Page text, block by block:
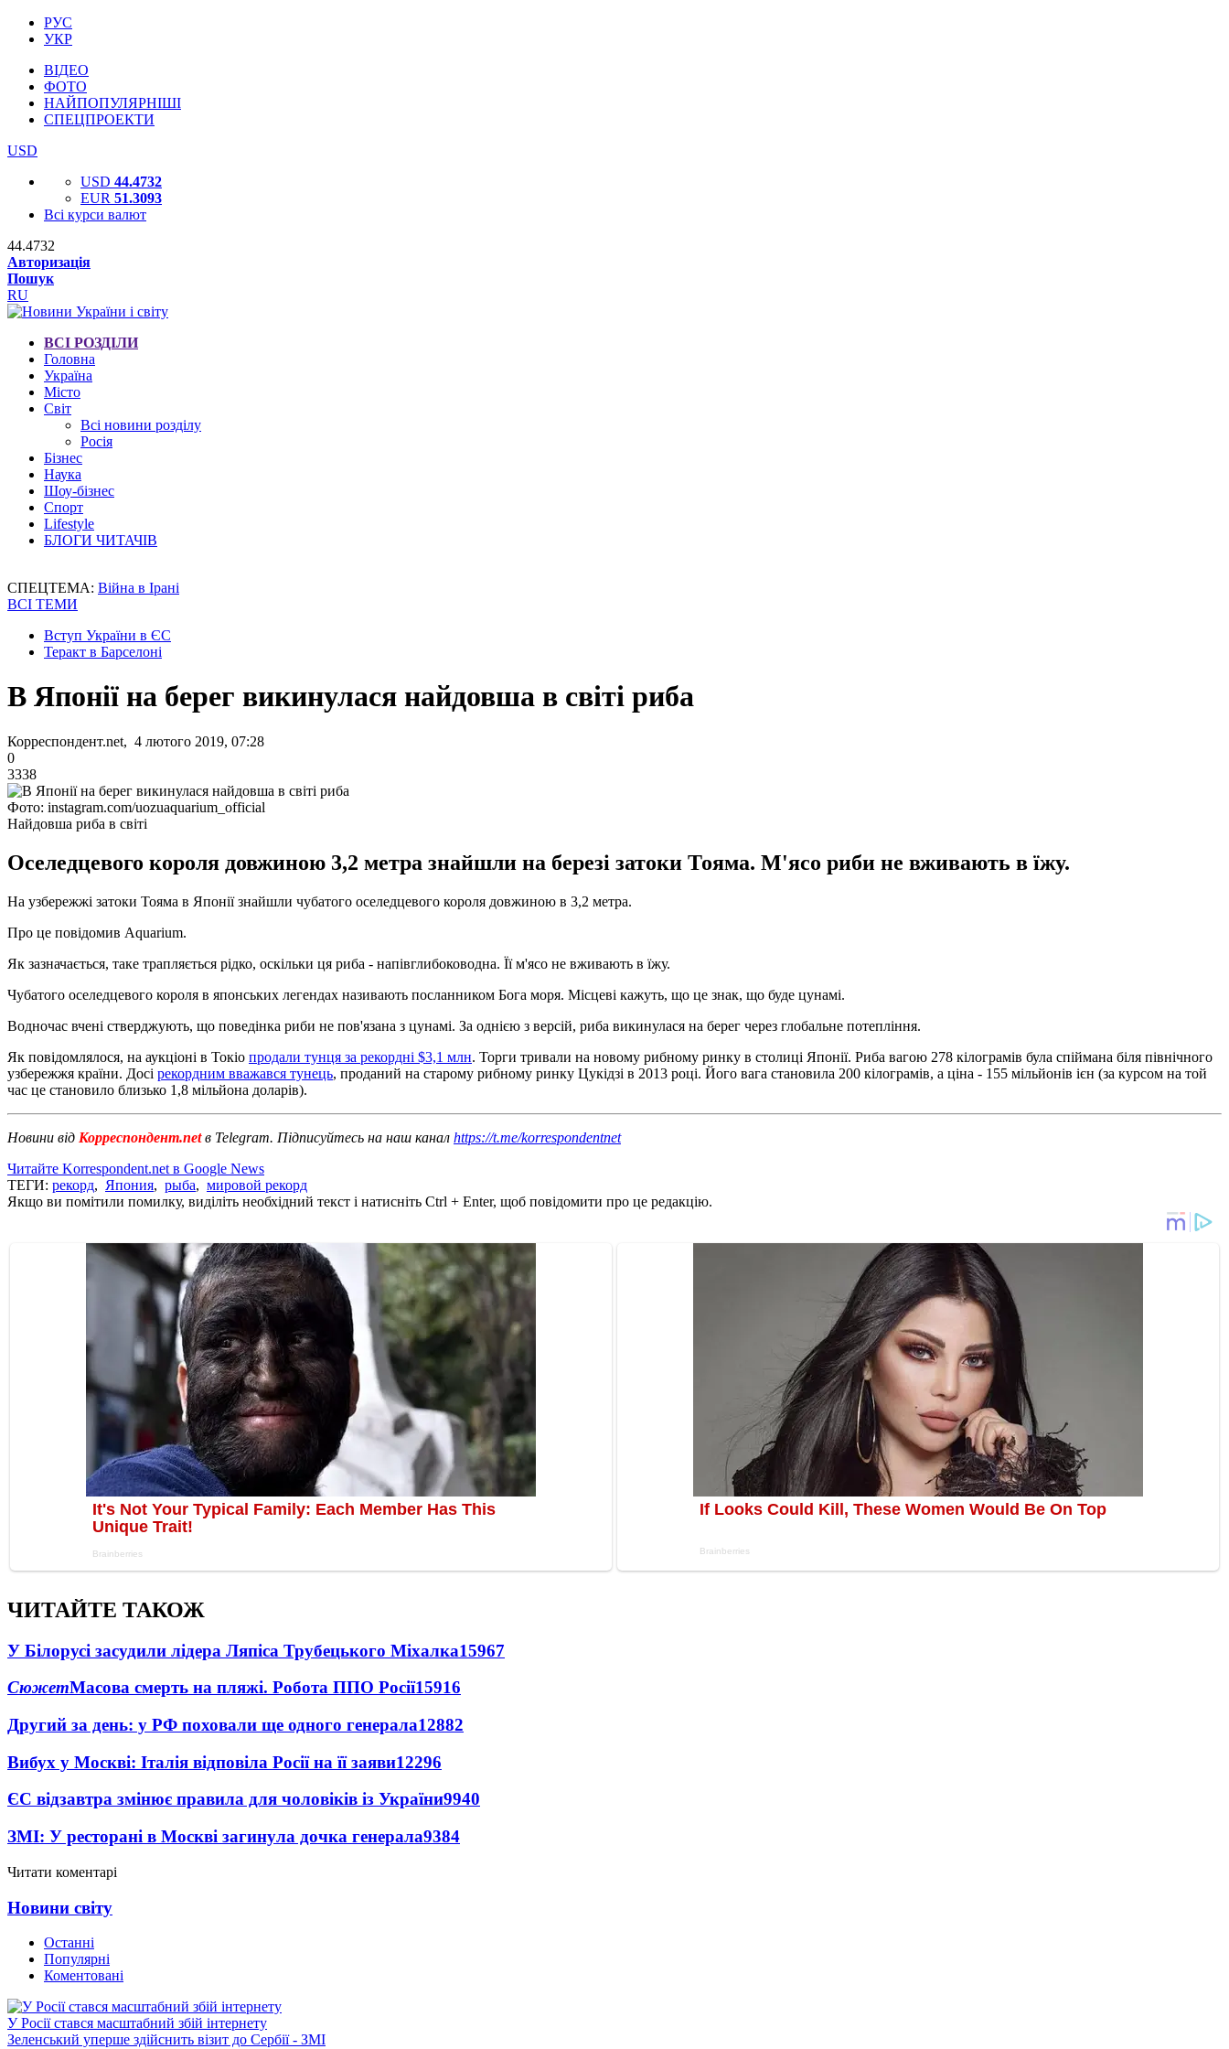
РУС
УКР
ВІДЕО
ФОТО
НАЙПОПУЛЯРНІШІ
СПЕЦПРОЕКТИ
USD
USD 44.4732
EUR 51.3093
Всі курси валют
44.4732
Авторизація
Пошук
RU
ВСІ РОЗДІЛИ
Головна
Україна
Місто
Світ
Всі новини розділу
Росія
Бізнес
Наука
Шоу-бізнес
Спорт
Lifestyle
БЛОГИ ЧИТАЧІВ
СПЕЦТЕМА: Війна в Ірані
ВСІ ТЕМИ
Вступ України в ЄС
Теракт в Барселоні
В Японії на берег викинулася найдовша в світі риба
Корреспондент.net, 4 лютого 2019, 07:28
0
3338
Фото: instagram.com/uozuaquarium_official
Найдовша риба в світі
Оселедцевого короля довжиною 3,2 метра знайшли на березі затоки Тояма. М'ясо риби не вживають в їжу.
На узбережжі затоки Тояма в Японії знайшли чубатого оселедцевого короля довжиною в 3,2 метра.
Про це повідомив Aquarium.
Як зазначається, таке трапляється рідко, оскільки ця риба - напівглибоководна. Її м'ясо не вживають в їжу.
Чубатого оселедцевого короля в японських легендах називають посланником Бога моря. Місцеві кажуть, що це знак, що буде цунамі.
Водночас вчені стверджують, що поведінка риби не пов'язана з цунамі. За однією з версій, риба викинулася на берег через глобальне потепління.
Як повідомлялося, на аукціоні в Токіо продали тунця за рекордні $3,1 млн. Торги тривали на новому рибному ринку в столиці Японії. Риба вагою 278 кілограмів була спіймана біля північного
узбережжя країни. Досі рекордним вважався тунець, проданий на старому рибному ринку Цукідзі в 2013 році. Його вага становила 200 кілограмів, а ціна - 155 мільйонів ієн (за курсом на той
час це становило близько 1,8 мільйона доларів).
Новини від Корреспондент.netв Telegram. Підписуйтесь на наш канал https://t.me/korrespondentnet
Читайте Korrespondent.net в Google News
ТЕГИ: рекорд, Япония, рыба, мировой рекорд
Якщо ви помітили помилку, виділіть необхідний текст і натисніть Ctrl + Enter, щоб повідомити про це редакцію.
ЧИТАЙТЕ ТАКОЖ
У Білорусі засудили лідера Ляпіса Трубецького Міхалка15967
СюжетМасова смерть на пляжі. Робота ППО Росії15916
Другий за день: у РФ поховали ще одного генерала12882
Вибух у Москві: Італія відповіла Росії на її заяви12296
ЄС відзавтра змінює правила для чоловіків із України9940
ЗМІ: У ресторані в Москві загинула дочка генерала9384
Читати коментарі
Новини світу
Останні
Популярні
Коментовані
У Росії стався масштабний збій інтернету
Зеленський уперше здійснить візит до Сербії - ЗМІ